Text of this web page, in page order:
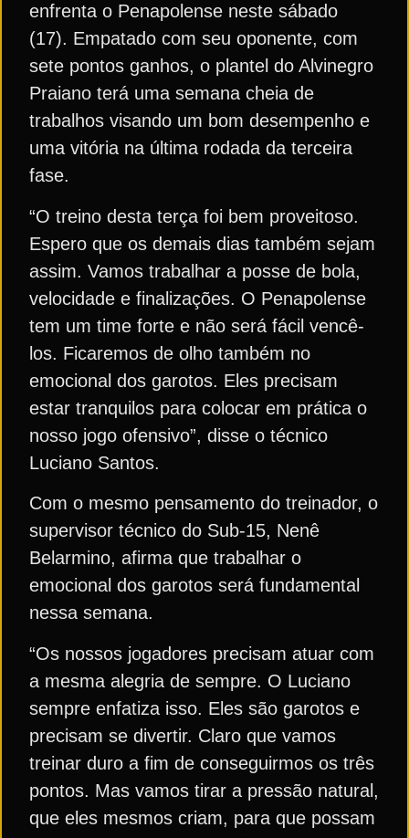
enfrenta o Penapolense neste sábado
(17). Empatado com seu oponente, com
sete pontos ganhos, o plantel do Alvinegro
Praiano terá uma semana cheia de
trabalhos visando um bom desempenho e
uma vitória na última rodada da terceira
fase.
“O treino desta terça foi bem proveitoso.
Espero que os demais dias também sejam
assim. Vamos trabalhar a posse de bola,
velocidade e finalizações. O Penapolense
tem um time forte e não será fácil vencê-
los. Ficaremos de olho também no
emocional dos garotos. Eles precisam
estar tranquilos para colocar em prática o
nosso jogo ofensivo”, disse o técnico
Luciano Santos.
Com o mesmo pensamento do treinador, o
supervisor técnico do Sub-15, Nenê
Belarmino, afirma que trabalhar o
emocional dos garotos será fundamental
nessa semana.
“Os nossos jogadores precisam atuar com
a mesma alegria de sempre. O Luciano
sempre enfatiza isso. Eles são garotos e
precisam se divertir. Claro que vamos
treinar duro a fim de conseguirmos os três
pontos. Mas vamos tirar a pressão natural,
que eles mesmos criam, para que possam